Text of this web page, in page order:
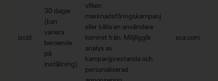
izcid
30 dagar
(kan
variera
beroende
på
inställning)
vilken
marknadsföringskampanj
eller källa en användare
kommit från. Möjliggör
analys av
kampanjprestanda och
personaliserad
.sca.com